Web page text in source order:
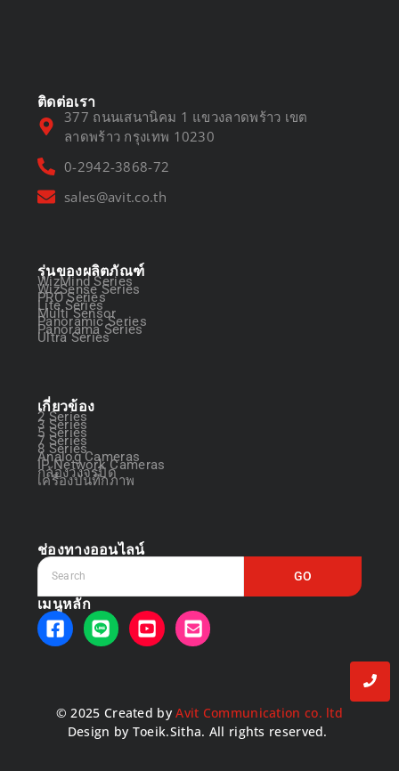
ติดต่อเรา
377 ถนนเสนานิคม 1 แขวงลาดพร้าว เขต
ลาดพร้าว กรุงเทพ 10230
0-2942-3868-72
sales@avit.co.th
รุ่นของผลิตภัณฑ์
WizMind Series
WizSense Series
PRO Series
Lite Series
Multi Sensor
Panoramic Series
Panorama Series
Ultra Series
เกี่ยวข้อง
2 Series
3 Series
5 Series
7 Series
8 Series
Analog Cameras
IP Network Cameras
กล้องวงจรปิด
เครื่องบันทึกภาพ
ช่องทางออนไลน์
GO
เมนูหลัก
© 2025 Created byAvit Communication co. ltd
Design by Toeik.Sitha. All rights reserved.